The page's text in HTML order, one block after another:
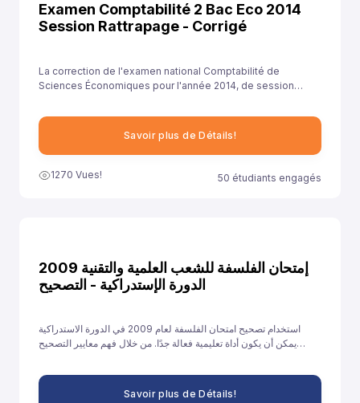
Examen Comptabilité 2 Bac Eco 2014
Session Rattrapage - Corrigé
La correction de l'examen national Comptabilité de
Sciences Économiques pour l'année 2014, de session
comprendre leurs erreurs et à améliorer leurs
Savoir plus de Détails!
1270 Vues! 50 étudiants engagés
إمتحان الفلسفة للشعب العلمية والتقنية 2009
الدورة الإستدراكية - التصحيح
استخدام تصحيح امتحان الفلسفة لعام 2009 في الدورة الاستدراكية
يمكن أن يكون أداة تعليمية فعالة جدًا. من خلال فهم معايير التصحيح
أدائهم والاستعداد بشكل أفضل للامتحانات القادمة.
Savoir plus de Détails!